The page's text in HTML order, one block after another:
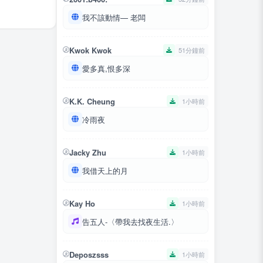
我不該動情— 老闆
Kwok Kwok 51分鐘前
愛多真,恨多深
K.K. Cheung 1小時前
冷雨夜
Jacky Zhu 1小時前
我借天上的月
Kay Ho 1小時前
告五人-〈帶我去找夜生活.〉
Deposzsss 1小時前